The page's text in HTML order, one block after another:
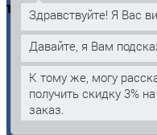
Черный
Арматура
Двутавроваябалка
Квадрат
Кругстальной
Лист
Здравствуйте! Я Вас
Давайте, я Вам
К тому же, могу
получить скидку 3%
заказ.